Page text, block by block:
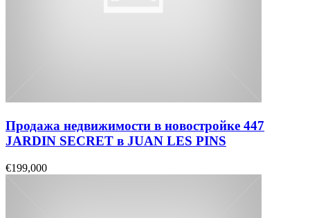
Продажа недвижимости в новостройке 447
JARDIN SECRET в JUAN LES PINS
€199,000